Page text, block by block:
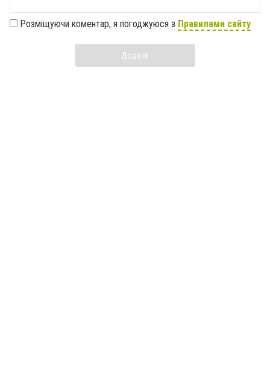
Розміщуючи коментар, я погоджуюся з Правилами сайту
Додати